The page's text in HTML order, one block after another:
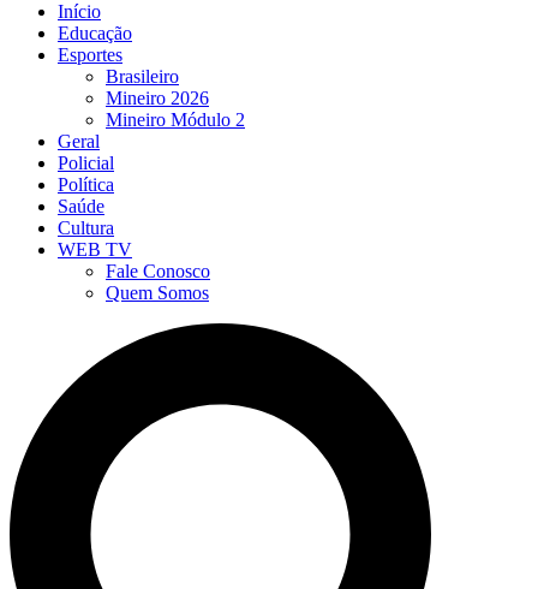
Início
Educação
Esportes
Brasileiro
Mineiro 2026
Mineiro Módulo 2
Geral
Policial
Política
Saúde
Cultura
WEB TV
Fale Conosco
Quem Somos